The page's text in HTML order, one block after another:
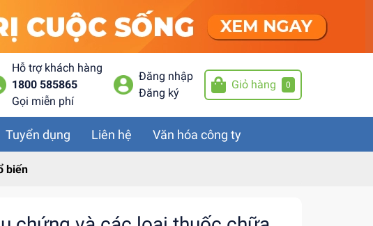
Hỗ trợ khách hàng
1800 585865
Gọi miễn phí
Đăng nhập
Đăng ký
Giỏ hàng 0
Tuyển dụng Liên hệ Văn hóa công ty
biến